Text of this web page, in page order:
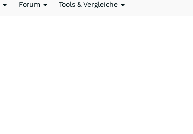
Forum Tools & Vergleiche